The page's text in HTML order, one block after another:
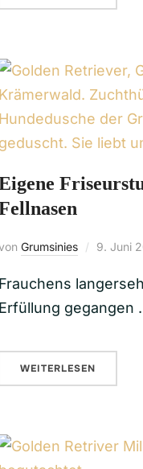
Grumsinies 9. Juni
Frauchens
Erfüllung gegangen
WEITERLESEN